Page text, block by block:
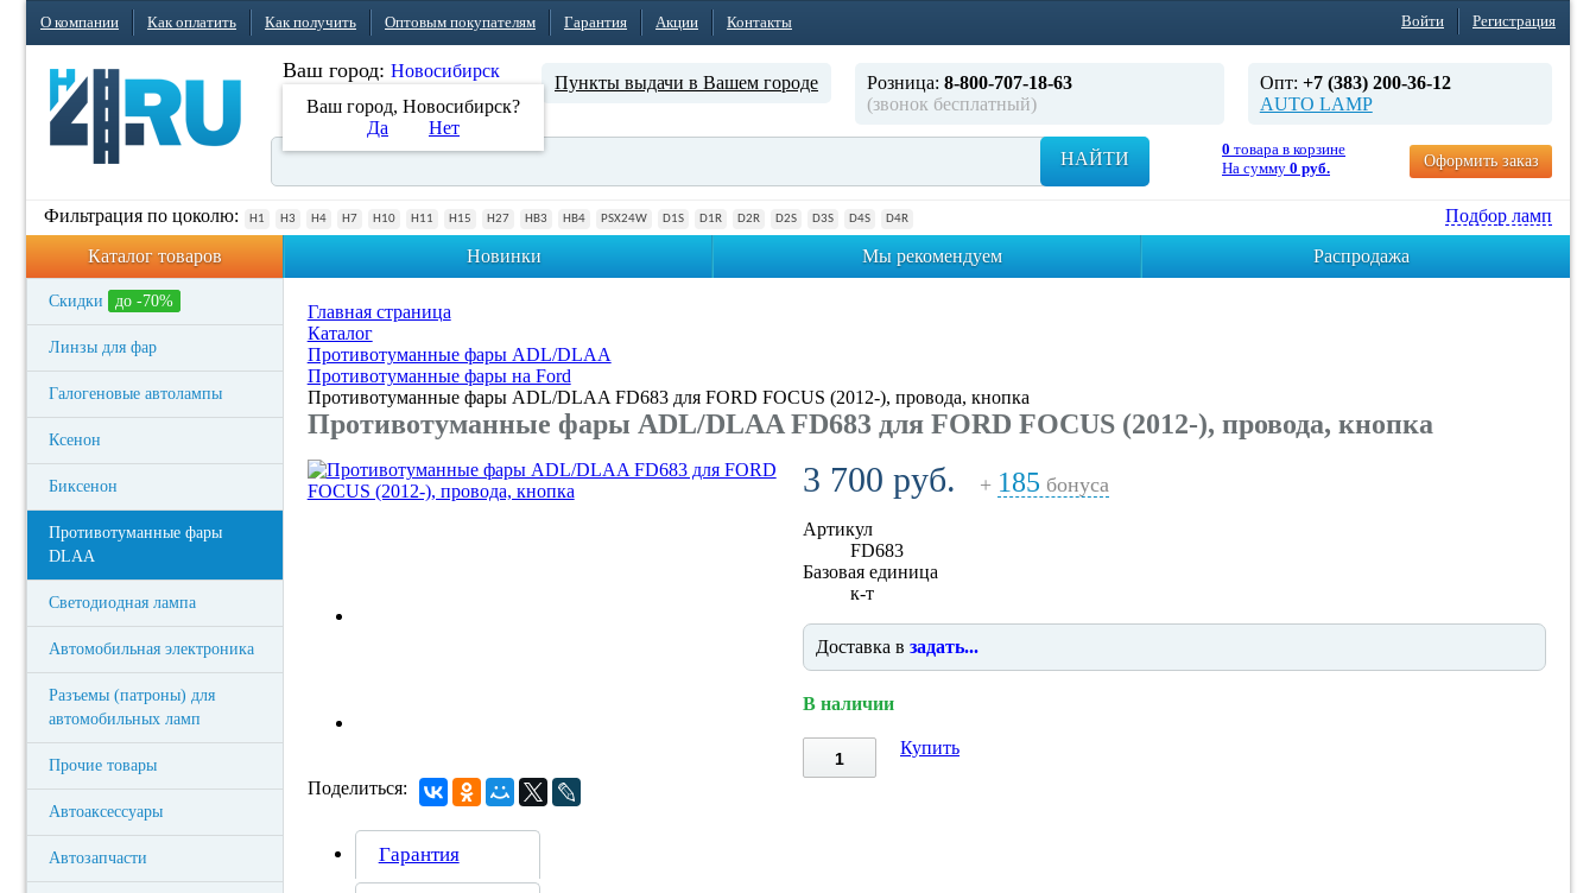
О компании Как оплатить Как получить Оптовым покупателям Гарантия Акции Контакты Войти Регистрация
Ваш город: Новосибирск
Ваш город, Новосибирск?
Да
Нет
Пункты выдачи в Вашем городе Розница: 8-800-707-18-63
(звонок бесплатный)
Опт: +7 (383) 200-36-12
AUTO LAMP
НАЙТИ 0 товара в корзине
На сумму 0 руб. Оформить заказ
Фильтрация по цоколю: H1 H3 H4 H7 H10 H11 H15 H27 HB3 HB4 PSX24W D1S D1R D2R D2S D3S D4S D4R
Подбор ламп
Каталог товаров
Новинки Мы рекомендуем Распродажа
Скидки до -70%
Линзы для фар
Галогеновые автолампы
Ксенон
Биксенон
Противотуманные фары
DLAA
Светодиодная лампа
Автомобильная электроника
Разъемы (патроны) для
автомобильных ламп
Прочие товары
Автоаксессуары
Автозапчасти
Главная страница
Каталог
Противотуманные фары ADL/DLAA
Противотуманные фары на Ford
Противотуманные фары ADL/DLAA FD683 для FORD FOCUS (2012-), провода, кнопка
Противотуманные фары ADL/DLAA FD683 для FORD FOCUS (2012-), провода, кнопка
3 700 руб. + 185 бонуса
Артикул
FD683
Базовая единица
к-т
Доставка в задать...
В наличии
Купить
Поделиться:
Гарантия